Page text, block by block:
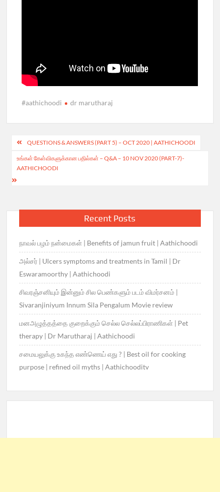
#aathichoodi dr marutharaj
Post
navigation
QUESTIONS & ANSWERS (PART 5) – OCT 2020 | AATHICHOODI
உங்கள் கேள்விகளுக்கான பதில்கள் – Q&A – 10 NOV 2020 (PART-7)-
AATHICHOODI
Recent Posts
நாவல் பழம் நன்மைகள் | Benefits of jamun fruit | Aathichoodi
அல்சர் | Ulcers symptoms and treatments in Tamil | Dr
Eswaramoorthy | Aathichoodi
சிவரஞ்சனியும் இன்னும் சில பெண்களும் படம் விமர்சனம் |
Sivaranjiniyum Innum Sila Pengalum Movie review
மனஅழுத்தத்தை குறைக்கும் செல்ல செல்லப்பிராணிகள் | Pet
therapy | Dr Marutharaj | Aathichoodi
சமையலுக்கு உகந்த எண்ணெய் எது ? | Best oil for cooking
purpose | refined oil myths | Aathichooditv